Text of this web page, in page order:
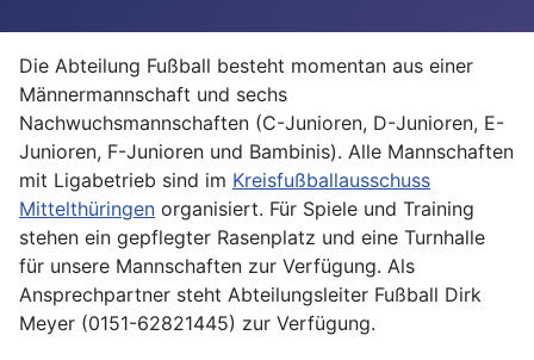
Die Abteilung Fußball besteht momentan aus einer
Männermannschaft und sechs
Nachwuchsmannschaften (C-Junioren, D-Junioren, E-
Junioren, F-Junioren und Bambinis). Alle Mannschaften
mit Ligabetrieb sind im Kreisfußballausschuss
Mittelthüringen organisiert. Für Spiele und Training
stehen ein gepflegter Rasenplatz und eine Turnhalle
für unsere Mannschaften zur Verfügung. Als
Ansprechpartner steht Abteilungsleiter Fußball Dirk
Meyer (0151-62821445) zur Verfügung.